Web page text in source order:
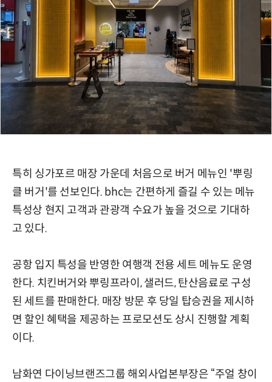
특히 싱가포르 매장 가운데 처음으로 버거 메뉴인 '뿌링
클 버거'를 선보인다. bhc는 간편하게 즐길 수 있는 메뉴
특성상 현지 고객과 관광객 수요가 높을 것으로 기대하
고 있다.
공항 입지 특성을 반영한 여행객 전용 세트 메뉴도 운영
한다. 치킨버거와 뿌링프라이, 샐러드, 탄산음료로 구성
된 세트를 판매한다. 매장 방문 후 당일 탑승권을 제시하
면 할인 혜택을 제공하는 프로모션도 상시 진행할 계획
이다.
남화연 다이닝브랜즈그룹 해외사업본부장은 “주얼 창이